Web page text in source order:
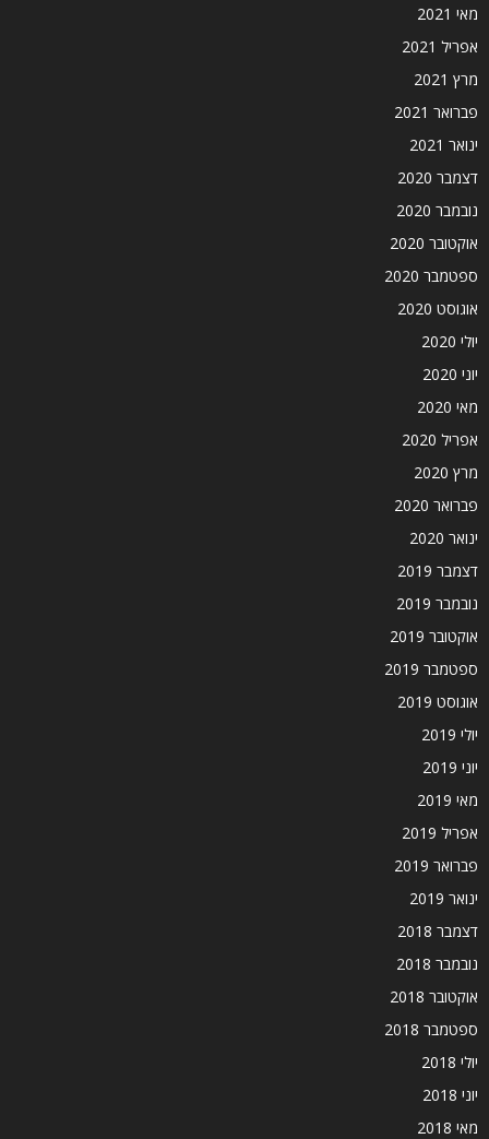
מאי 2021
אפריל 2021
מרץ 2021
פברואר 2021
ינואר 2021
דצמבר 2020
נובמבר 2020
אוקטובר 2020
ספטמבר 2020
אוגוסט 2020
יולי 2020
יוני 2020
מאי 2020
אפריל 2020
מרץ 2020
פברואר 2020
ינואר 2020
דצמבר 2019
נובמבר 2019
אוקטובר 2019
ספטמבר 2019
אוגוסט 2019
יולי 2019
יוני 2019
מאי 2019
אפריל 2019
פברואר 2019
ינואר 2019
דצמבר 2018
נובמבר 2018
אוקטובר 2018
ספטמבר 2018
יולי 2018
יוני 2018
מאי 2018